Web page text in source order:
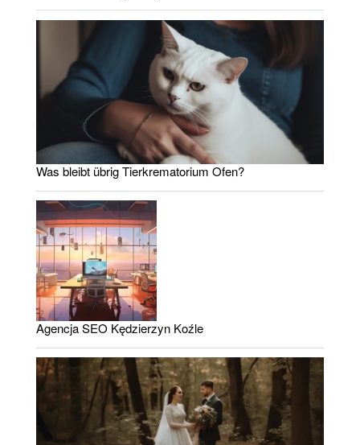
Was bleibt übrig Tierkrematorium Ofen?
Agencja SEO Kędzierzyn Koźle